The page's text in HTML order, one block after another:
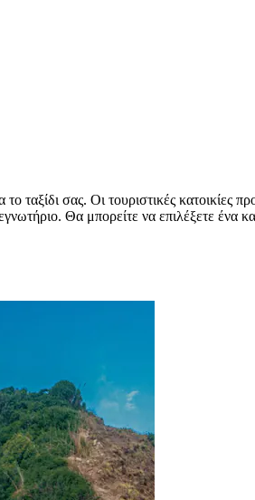
ταξίδι σας. Οι τουριστικές κατοικίες
Θα μπορείτε να επιλέξετε ένα